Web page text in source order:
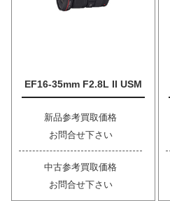
EF16-35mm F2.8L II USM
新品参考買取価格
お問合せ下さい
中古参考買取価格
お問合せ下さい